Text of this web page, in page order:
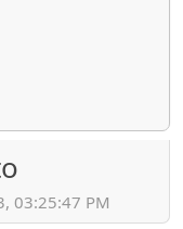
03:25:47 PM